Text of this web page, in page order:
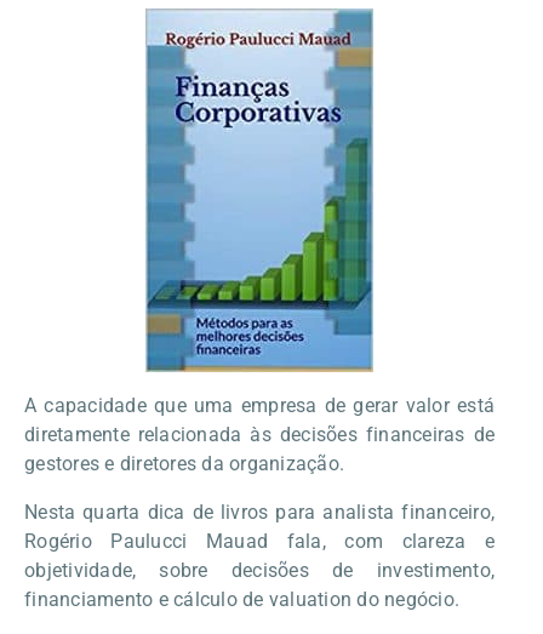
A capacidade que uma empresa de gerar valor está
diretamente relacionada às decisões financeiras de
gestores e diretores da organização.
Nesta quarta dica de livros para analista financeiro,
Rogério Paulucci Mauad fala, com clareza e
objetividade, sobre decisões de investimento,
financiamento e cálculo de valuation do negócio.